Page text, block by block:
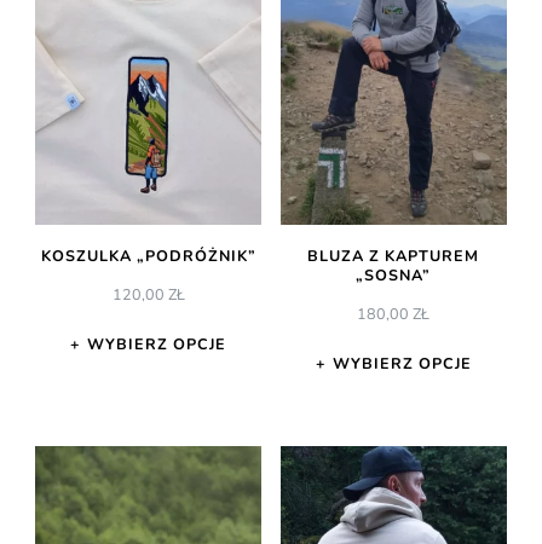
KOSZULKA „PODRÓŻNIK”
120,00 ZŁ
WYBIERZ OPCJE
wiele
wariantów.
BLUZA Z KAPTUREM
„SOSNA”
180,00ZŁ
WYBIERZ OPCJE
produkt
ma
wiele